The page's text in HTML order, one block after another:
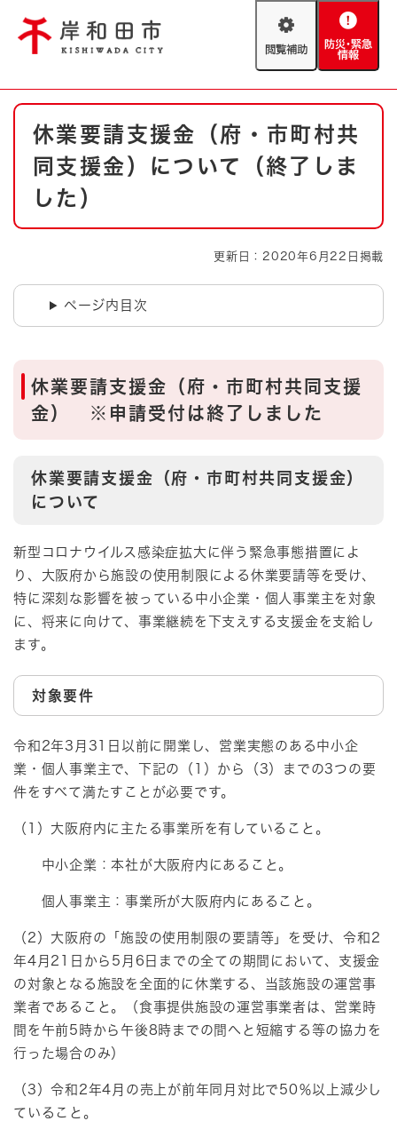
閲
助
防
緊
情
やさしい日本語
文字サイズ
防災・緊急情報 救急・消防
ハザードマップ AED設置箇所
本
休業要請支援金（府・市町村共
同支援金）について（終了しま
した）
更新日：2020年6月22日掲載
ページ内目次
休業要請支援金（府・市町村共同支援
金） ※申請受付は終了しました
休業要請支援金（府・市町村共同支援金）
について
新型コロナウイルス感染症拡大に伴う緊急事態措置によ
り、大阪府から施設の使用制限による休業要請等を受け、
特に深刻な影響を被っている中小企業・個人事業主を対象
に、将来に向けて、事業継続を下支えする支援金を支給し
ます。
対象要件
令和2年3月31日以前に開業し、営業実態のある中小企
業・個人事業主で、下記の（1）から（3）までの3つの要
件をすべて満たすことが必要です。
（1）大阪府内に主たる事業所を有していること。
中小企業：本社が大阪府内にあること。
個人事業主：事業所が大阪府内にあること。
（2）大阪府の「施設の使用制限の要請等」を受け、令和2
年4月21日から5月6日までの全ての期間において、支援金
の対象となる施設を全面的に休業する、当該施設の運営事
業者であること。（食事提供施設の運営事業者は、営業時
間を午前5時から午後8時までの間へと短縮する等の協力を
行った場合のみ）
（3）令和2年4月の売上が前年同月対比で50％以上減少し
ていること。